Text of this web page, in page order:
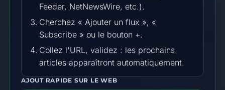
Feeder, NetNewsWire, etc.).
Cherchez « Ajouter un flux », «
Subscribe » ou le bouton +.
Collez l'URL, validez : les prochains
articles apparaîtront automatiquement.
AJOUT RAPIDE SUR LE WEB